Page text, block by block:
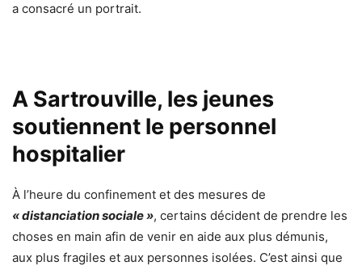
a consacré un portrait.
A Sartrouville, les jeunes
soutiennent le personnel
hospitalier
À l’heure du confinement et des mesures de
« distanciation sociale », certains décident de prendre les
choses en main afin de venir en aide aux plus démunis,
aux plus fragiles et aux personnes isolées. C’est ainsi que